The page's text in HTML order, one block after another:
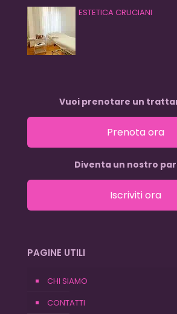
ESTETICA CRUCIANI
Vuoi prenotare un
Prenota ora
Diventa un nostro
Iscriviti ora
PAGINE UTILI
CHI SIAMO
CONTATTI